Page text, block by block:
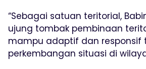
“Sebagai satuan teritorial,
ujung tombak pembinaan
mampu adaptif dan responsif
perkembangan situasi di